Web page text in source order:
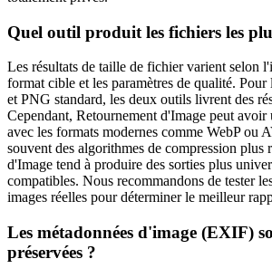
Quel outil produit les fichiers les
Les résultats de taille de fichier varient selon
format cible et les paramètres de qualité. Pour
et PNG standard, les deux outils livrent des
Cependant, Retournement d'Image peut avoir
avec les formats modernes comme WebP ou
souvent des algorithmes de compression plus
d'Image tend à produire des sorties plus
compatibles. Nous recommandons de tester
images réelles pour déterminer le meilleur
Les métadonnées d'image (EXIF)
préservées ?